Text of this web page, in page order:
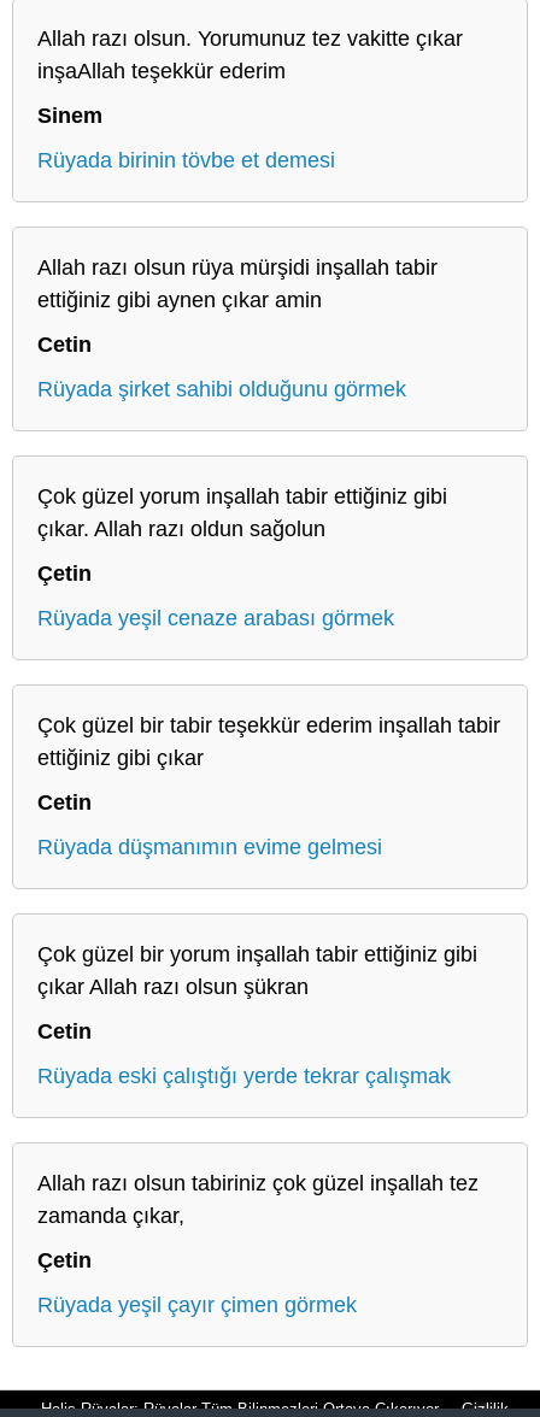
Allah razı olsun. Yorumunuz tez vakitte çıkar
inşaAllah teşekkür ederim
Sinem
Rüyada birinin tövbe et demesi
Allah razı olsun rüya mürşidi inşallah tabir
ettiğiniz gibi aynen çıkar amin
Cetin
Rüyada şirket sahibi olduğunu görmek
Çok güzel yorum inşallah tabir ettiğiniz gibi
çıkar. Allah razı oldun sağolun
Çetin
Rüyada yeşil cenaze arabası görmek
Çok güzel bir tabir teşekkür ederim inşallah tabir
ettiğiniz gibi çıkar
Cetin
Rüyada düşmanımın evime gelmesi
Çok güzel bir yorum inşallah tabir ettiğiniz gibi
çıkar Allah razı olsun şükran
Cetin
Rüyada eski çalıştığı yerde tekrar çalışmak
Allah razı olsun tabiriniz çok güzel inşallah tez
zamanda çıkar,
Çetin
Rüyada yeşil çayır çimen görmek
Halis Rüyalar: Rüyalar Tüm Bilinmezleri Ortaya Çıkarıyor Gizlilik